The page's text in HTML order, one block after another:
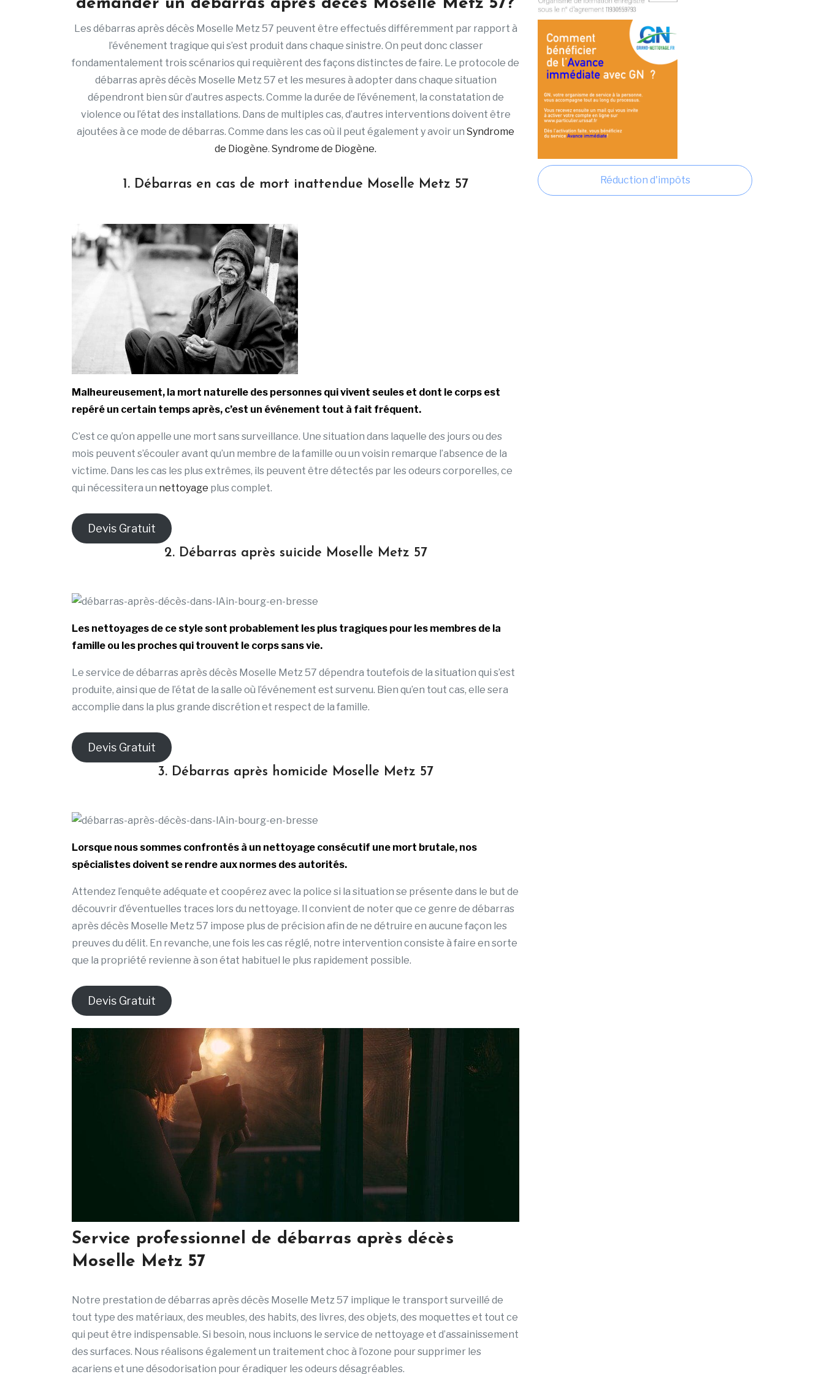
demander un débarras après décès Moselle Metz 57?
Les débarras après décès Moselle Metz 57 peuvent être effectués différemment par rapport à
l’événement tragique qui s’est produit dans chaque sinistre. On peut donc classer
fondamentalement trois scénarios qui requièrent des façons distinctes de faire. Le protocole de
débarras après décès Moselle Metz 57 et les mesures à adopter dans chaque situation
dépendront bien sûr d’autres aspects. Comme la durée de l’événement, la constatation de
violence ou l’état des installations. Dans de multiples cas, d’autres interventions doivent être
ajoutées à ce mode de débarras. Comme dans les cas où il peut également y avoir un Syndrome
de Diogène. Syndrome de Diogène.
1. Débarras en cas de mort inattendue Moselle Metz 57
Malheureusement, la mort naturelle des personnes qui vivent seules et dont le corps est
repéré un certain temps après, c’est un événement tout à fait fréquent.
C’est ce qu’on appelle une mort sans surveillance. Une situation dans laquelle des jours ou des
mois peuvent s’écouler avant qu’un membre de la famille ou un voisin remarque l’absence de la
victime. Dans les cas les plus extrêmes, ils peuvent être détectés par les odeurs corporelles, ce
qui nécessitera un nettoyage plus complet.
Devis Gratuit
2. Débarras après suicide Moselle Metz 57
Les nettoyages de ce style sont probablement les plus tragiques pour les membres de la
famille ou les proches qui trouvent le corps sans vie.
Le service de débarras après décès Moselle Metz 57 dépendra toutefois de la situation qui s’est
produite, ainsi que de l’état de la salle où l’événement est survenu. Bien qu’en tout cas, elle sera
accomplie dans la plus grande discrétion et respect de la famille.
Devis Gratuit
3. Débarras après homicide Moselle Metz 57
Lorsque nous sommes confrontés à un nettoyage consécutif une mort brutale, nos
spécialistes doivent se rendre aux normes des autorités.
Attendez l’enquête adéquate et coopérez avec la police si la situation se présente dans le but de
découvrir d’éventuelles traces lors du nettoyage. Il convient de noter que ce genre de débarras
après décès Moselle Metz 57 impose plus de précision afin de ne détruire en aucune façon les
preuves du délit. En revanche, une fois les cas réglé, notre intervention consiste à faire en sorte
que la propriété revienne à son état habituel le plus rapidement possible.
Devis Gratuit
Service professionnel de débarras après décès
Moselle Metz 57
Notre prestation de débarras après décès Moselle Metz 57 implique le transport surveillé de
tout type des matériaux, des meubles, des habits, des livres, des objets, des moquettes et tout ce
qui peut être indispensable. Si besoin, nous incluons le service de nettoyage et d’assainissement
des surfaces. Nous réalisons également un traitement choc à l’ozone pour supprimer les
acariens et une désodorisation pour éradiquer les odeurs désagréables.
Réduction d'impôts